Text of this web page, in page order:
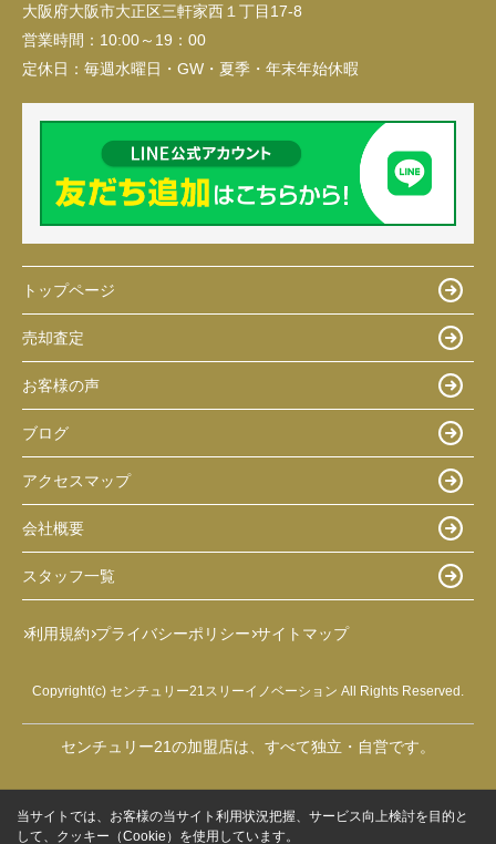
大阪府大阪市大正区三軒家西１丁目17-8
営業時間： 10:00～19：00
定休日： 毎週水曜日・GW・夏季・年末年始休暇
トップページ
売却査定
お客様の声
ブログ
アクセスマップ
会社概要
スタッフ一覧
利用規約 プライバシーポリシー サイトマップ
Copyright(c) センチュリー21スリーイノベーション All Rights Reserved.
センチュリー21の加盟店は、すべて独立・自営です。
当サイトでは、お客様の当サイト利用状況把握、サービス向上検討を目的と
して、クッキー（Cookie）を使用しています。